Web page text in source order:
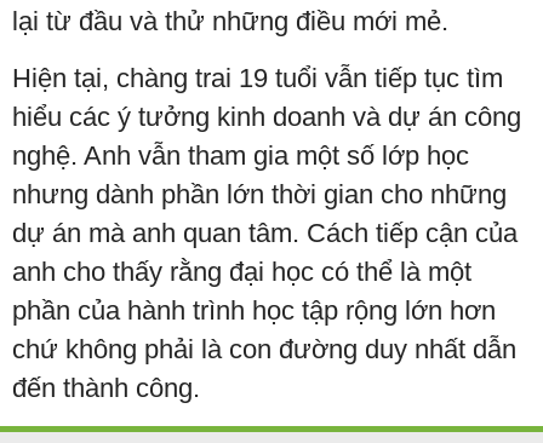
lại từ đầu và thử những điều mới mẻ.
Hiện tại, chàng trai 19 tuổi vẫn tiếp tục tìm
hiểu các ý tưởng kinh doanh và dự án công
nghệ. Anh vẫn tham gia một số lớp học
nhưng dành phần lớn thời gian cho những
dự án mà anh quan tâm. Cách tiếp cận của
anh cho thấy rằng đại học có thể là một
phần của hành trình học tập rộng lớn hơn
chứ không phải là con đường duy nhất dẫn
đến thành công.